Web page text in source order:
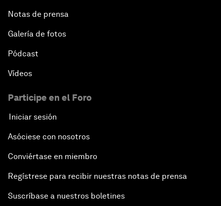
Notas de prensa
Galería de fotos
Pódcast
Vídeos
Participe en el Foro
Iniciar sesión
Asóciese con nosotros
Conviértase en miembro
Regístrese para recibir nuestras notas de prensa
Suscríbase a nuestros boletines